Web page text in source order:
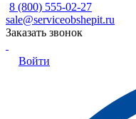
8 (800) 555-02-27
sale@serviceobshepit.ru
Заказать звонок
Войти